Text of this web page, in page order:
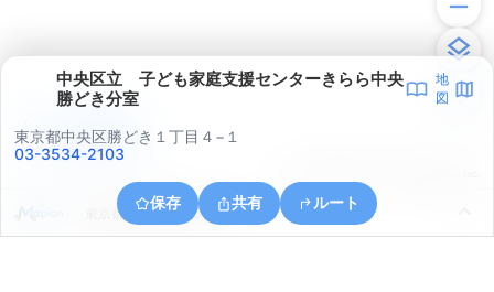
中央区立 子ども家庭支援センターきらら中央
勝どき分室
地
図
東京都中央区勝どき１丁目４−１
03-3534-2103
保存 共有 ルート
東京都江東区豊洲５丁目１
アプリで見る